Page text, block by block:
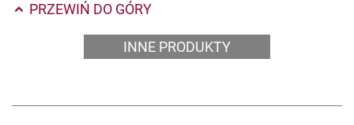
PRZEWIŃ DO GÓRY
INNE PRODUKTY